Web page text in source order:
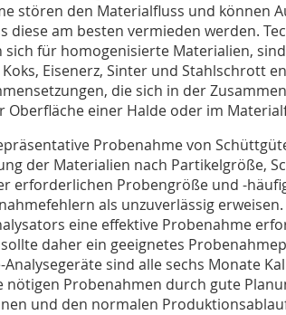
stören den Materialfluss und können
diese am besten vermieden werden.
sich für homogenisierte Materialien,
Koks, Eisenerz, Sinter und Stahlschrott
die sich in der
Oberfläche einer Halde oder im
Probenahme von
der Materialien nach Partikelgröße,
erforderlichen Probengröße und -
als unzuverlässig
eine effektive Probenahme
daher ein geeignetes
Analysegeräte sind alle sechs Monate
nötigen Probenahmen durch gute
und den normalen